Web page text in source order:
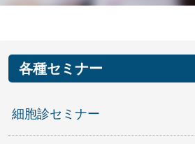
各種セミナー
細胞診セミナー